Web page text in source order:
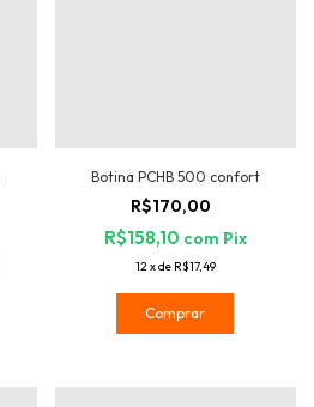
Botina PCHB 500 confort
R$170,00
R$158,10 com Pix
12xde R$17,49
Comprar